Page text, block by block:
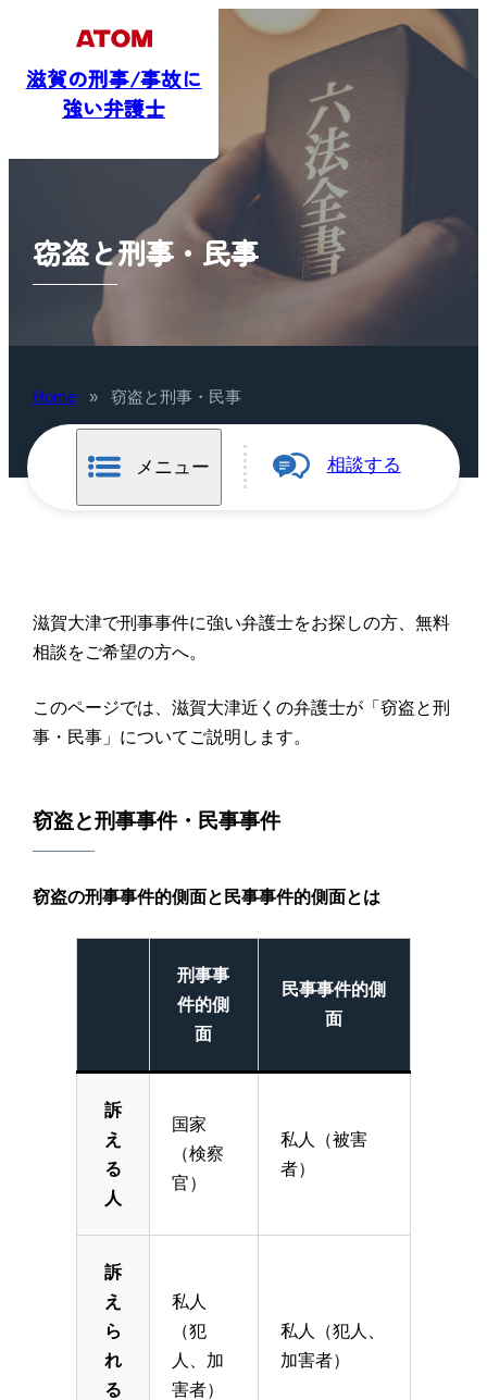
滋賀の刑事/事故に
窃盗と刑事・民事
Home » 窃盗と刑事・民事
メニュー 相談する
滋賀大津で刑事事件に強い弁護士をお探しの方、無料
相談をご希望の方へ。
このページでは、滋賀大津近くの弁護士が「窃盗と刑
事・民事」についてご説明します。
窃盗と刑事事件・民事事件
窃盗の刑事事件的側面と民事事件的側面とは
刑事事
件的側
面
民事事件的側
面
訴
え
る
人
国家
（検察
官）
私人（被害
者）
訴
え
ら
れ
る
私人
（犯
人、加
害者）
私人（犯人、
加害者）